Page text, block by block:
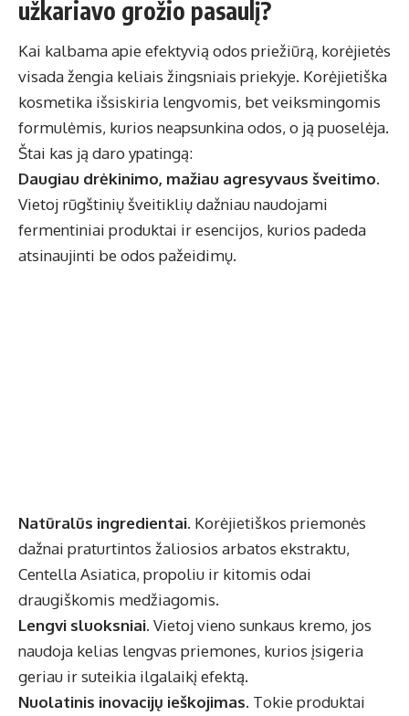
užkariavo grožio pasaulį?
Kai kalbama apie efektyvią odos priežiūrą, korėjietės
visada žengia keliais žingsniais priekyje. Korėjietiška
kosmetika išsiskiria lengvomis, bet veiksmingomis
formulėmis, kurios neapsunkina odos, o ją puoselėja.
Štai kas ją daro ypatingą:
Daugiau drėkinimo, mažiau agresyvaus šveitimo.
Vietoj rūgštinių šveitiklių dažniau naudojami
fermentiniai produktai ir esencijos, kurios padeda
atsinaujinti be odos pažeidimų.
Natūralūs ingredientai. Korėjietiškos priemonės
dažnai praturtintos žaliosios arbatos ekstraktu,
Centella Asiatica, propoliu ir kitomis odai
draugiškomis medžiagomis.
Lengvi sluoksniai. Vietoj vieno sunkaus kremo, jos
naudoja kelias lengvas priemones, kurios įsigeria
geriau ir suteikia ilgalaikį efektą.
Nuolatinis inovacijų ieškojimas. Tokie produktai